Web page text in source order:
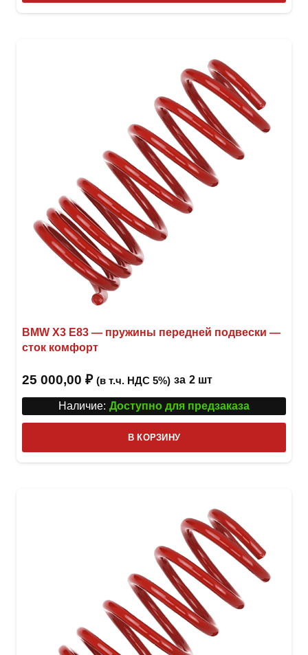
BMW X3 E83 — пружины передней подвески —
сток комфорт
25 000,00 ₽ (в т.ч. НДС 5%) за 2 шт
Наличие: Доступно для предзаказа
В КОРЗИНУ